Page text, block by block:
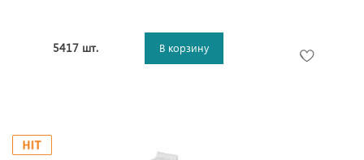
5417 шт. В корзину